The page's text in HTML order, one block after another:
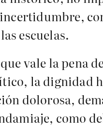
escuelas.
vale la
la dignidad
dolorosa,
como